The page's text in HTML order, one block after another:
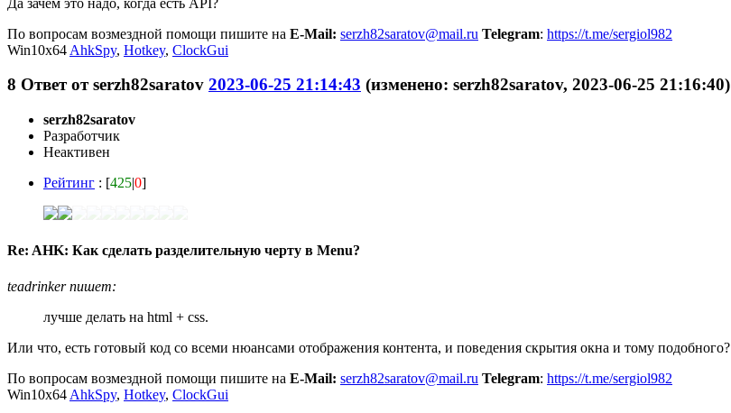
По вопросам возмездной помощи пишите на E-Mail: serzh82saratov@mail.ru Telegram: https://t.me/sergiol982
Win10x64 AhkSpy, Hotkey, ClockGui
8 Ответ отserzh82saratov 2023-06-25 21:14:43 (изменено: serzh82saratov, 2023-06-25 21:16:40)
serzh82saratov
Разработчик
Неактивен
Рейтинг : [425|0]
Re: AHK: Как сделать разделительную черту в Menu?
teadrinker пишет:
лучше делать на html + css.
Или что, есть готовый код со всеми нюансами отображения контента, и поведения скрытия окна и тому подобного?
По вопросам возмездной помощи пишите на E-Mail: serzh82saratov@mail.ru Telegram: https://t.me/sergiol982
Win10x64 AhkSpy, Hotkey, ClockGui